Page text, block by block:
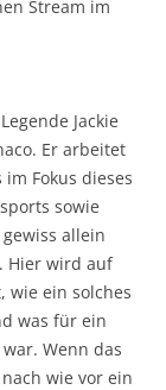
Stream im
Jackie
Er arbeitet
Fokus dieses
sowie
gewiss allein
Hier wird auf
wie ein solches
was für ein
Wenn das
wie vor ein